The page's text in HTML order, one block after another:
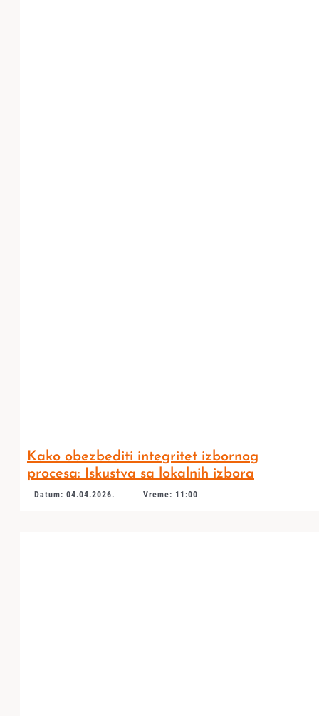
Kako obezbediti integritet izbornog
procesa: Iskustva sa lokalnih izbora
Datum: 04.04.2026. Vreme: 11:00